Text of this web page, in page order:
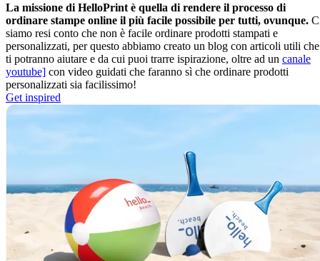
La missione di HelloPrint è quella di rendere il processo di
ordinare stampe online il più facile possibile per tutti, ovunque.
siamo resi conto che non è facile ordinare prodotti stampati e
personalizzati, per questo abbiamo creato un blog con articoli utili che
ti potranno aiutare e da cui puoi trarre ispirazione, oltre ad un canale
youtube] con video guidati che faranno sì che ordinare prodotti
personalizzati sia facilissimo!
Get inspired